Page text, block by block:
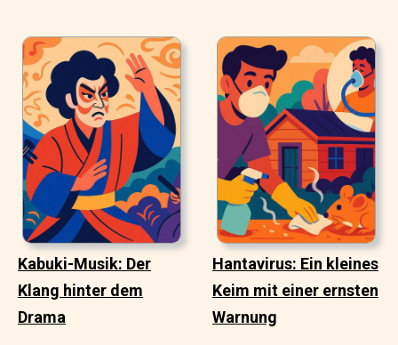
Kabuki-Musik: Der
Klang hinter dem
Drama
Hantavirus: Ein kleines
Keim mit einer ernsten
Warnung